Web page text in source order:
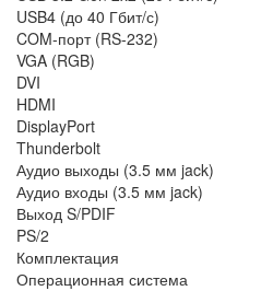
USB4 (до 40 Гбит/с)
COM-порт (RS-232)
VGA (RGB)
DVI
HDMI
DisplayPort
Thunderbolt
Аудио выходы (3.5 мм jack)
Аудио входы (3.5 мм jack)
Выход S/PDIF
PS/2
Комплектация
Операционная система